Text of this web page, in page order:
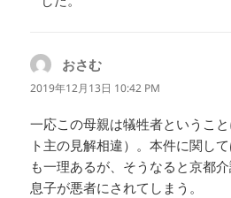
おさむ
り:
2019年12月13日 10:42 PM
一応この母親は犠牲者というこ
ト主の見解相違）。本件に関し
も一理あるが、そうなると京都
息子が悪者にされてしまう。